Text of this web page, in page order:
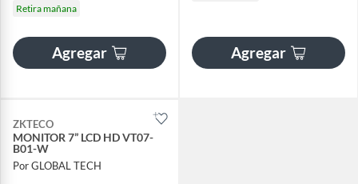
Retira mañana
Agregar Agregar
ZKTECO
MONITOR 7” LCD HD VT07-
B01-W
Por GLOBAL TECH